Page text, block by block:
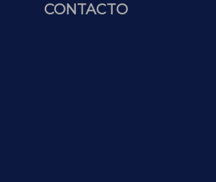
CONTACTO